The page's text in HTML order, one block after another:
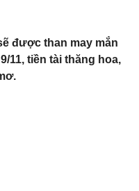
được than may mắn
11, tiền tài thăng hoa,